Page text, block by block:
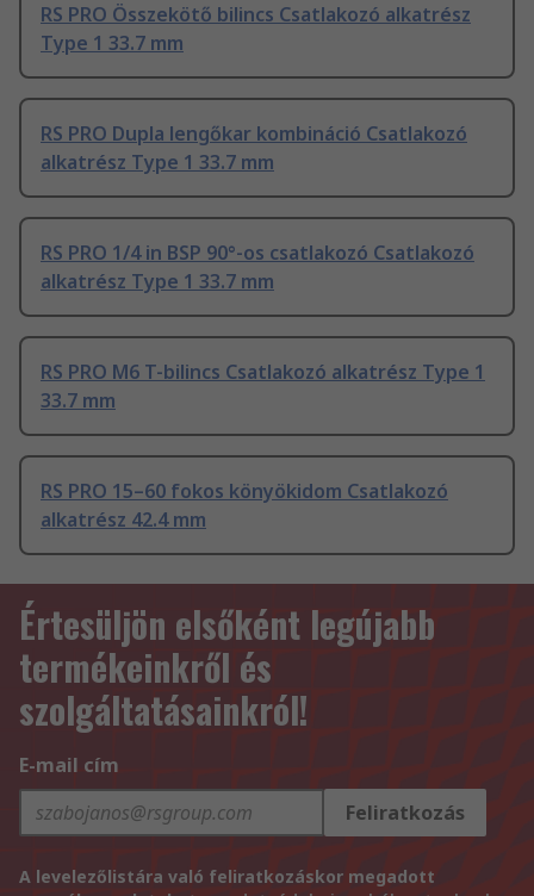
RS PRO Összekötő bilincs Csatlakozó alkatrész
Type 1 33.7 mm
RS PRO Dupla lengőkar kombináció Csatlakozó
alkatrész Type 1 33.7 mm
RS PRO 1/4 in BSP 90°-os csatlakozó Csatlakozó
alkatrész Type 1 33.7 mm
RS PRO M6 T-bilincs Csatlakozó alkatrész Type 1
33.7 mm
RS PRO 15–60 fokos könyökidom Csatlakozó
alkatrész 42.4 mm
Értesüljön elsőként legújabb
termékeinkről és
szolgáltatásainkról!
E-mail cím
Feliratkozás
A levelezőlistára való feliratkozáskor megadott